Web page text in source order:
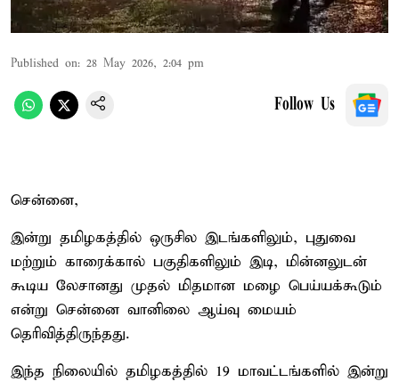
Published on: 28 May 2026, 2:04 pm
Follow Us
சென்னை,
இன்று தமிழகத்தில் ஒருசில இடங்களிலும், புதுவை
மற்றும் காரைக்கால் பகுதிகளிலும் இடி, மின்னலுடன்
கூடிய லேசானது முதல் மிதமான மழை பெய்யக்கூடும்
என்று சென்னை வானிலை ஆய்வு மையம்
தெரிவித்திருந்தது.
இந்த நிலையில் தமிழகத்தில் 19 மாவட்டங்களில் இன்று